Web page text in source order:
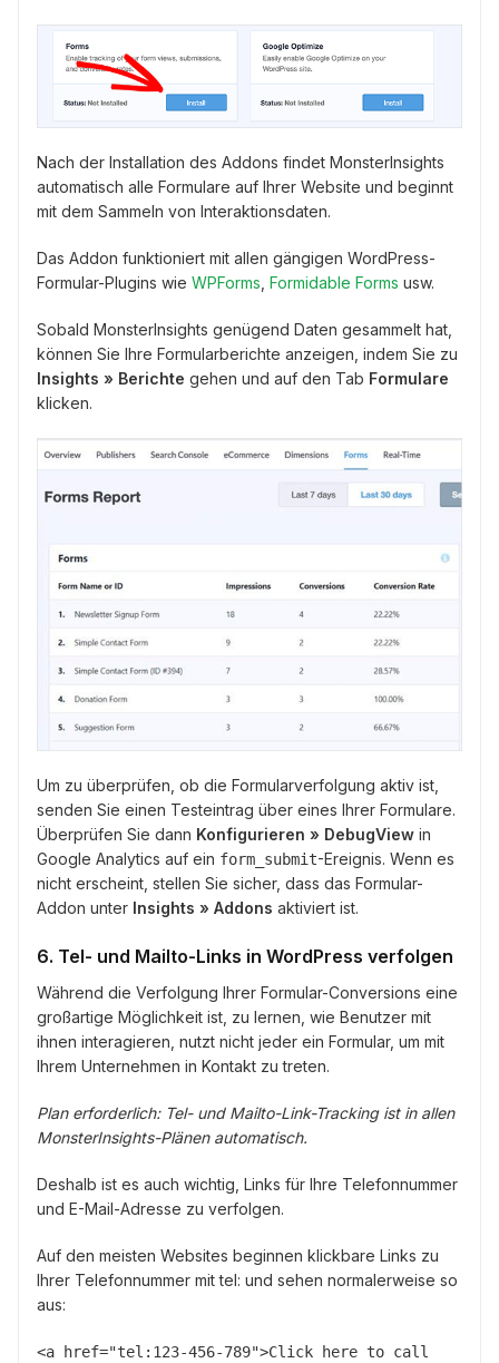
Nach der Installation des Addons findet MonsterInsights
automatisch alle Formulare auf Ihrer Website und beginnt
mit dem Sammeln von Interaktionsdaten.
Das Addon funktioniert mit allen gängigen WordPress-
Formular-Plugins wie WPForms Formidable Forms usw.
Sobald MonsterInsights genügend Daten gesammelt hat,
können Sie Ihre Formularberichte anzeigen, indem Sie zu
Insights » Berichte gehen und auf den Tab Formulare
klicken.
Um zu überprüfen, ob die Formularverfolgung aktiv ist,
senden Sie einen Testeintrag über eines Ihrer Formulare.
Überprüfen Sie dann Konfigurieren » DebugView in
Google Analytics auf ein form_submit-Ereignis. Wenn es
nicht erscheint, stellen Sie sicher, dass das Formular-
Addon unter Insights » Addons aktiviert ist.
6. Tel- und Mailto-Links in WordPress verfolgen
Während die Verfolgung Ihrer Formular-Conversions eine
großartige Möglichkeit ist, zu lernen, wie Benutzer mit
ihnen interagieren, nutzt nicht jeder ein Formular, um mit
Ihrem Unternehmen in Kontakt zu treten.
Plan erforderlich: Tel- und Mailto-Link-Tracking ist in allen
MonsterInsights-Plänen automatisch.
Deshalb ist es auch wichtig, Links für Ihre Telefonnummer
und E-Mail-Adresse zu verfolgen.
Auf den meisten Websites beginnen klickbare Links zu
Ihrer Telefonnummer mit tel: und sehen normalerweise so
aus:
<a href="tel:123-456-789">Click here to call